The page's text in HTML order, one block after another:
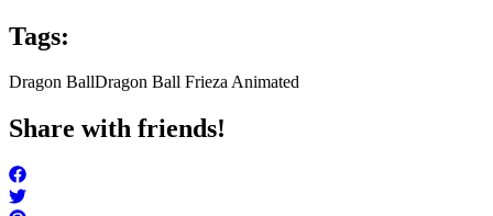
Tags:
Dragon BallDragon Ball Frieza Animated
Share with friends!